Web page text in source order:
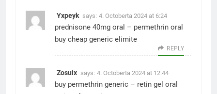
Yxpeyk says: 4. Octoberta 2024 at 6:24
prednisone 40mg oral – permethrin oral
buy cheap generic elimite
REPLY
Zosuix says: 4. Octoberta 2024 at 12:44
buy permethrin generic – retin gel oral